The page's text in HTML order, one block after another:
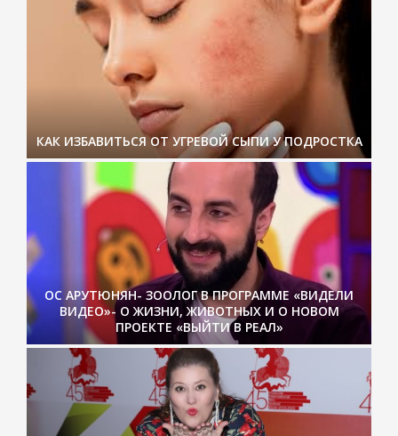
КАК ИЗБАВИТЬСЯ ОТ УГРЕВОЙ СЫПИ У ПОДРОСТКА
ОС АРУТЮНЯН- ЗООЛОГ В ПРОГРАММЕ «ВИДЕЛИ
ВИДЕО»- О ЖИЗНИ, ЖИВОТНЫХ И О НОВОМ
ПРОЕКТЕ «ВЫЙТИ В РЕАЛ»